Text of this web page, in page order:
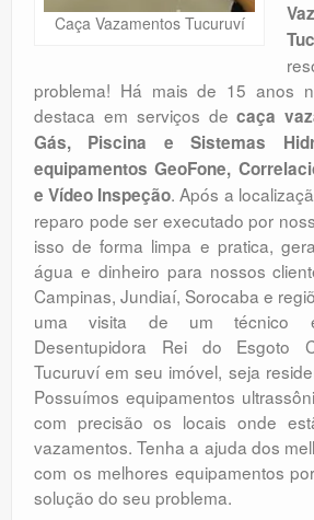
Caça Vazamentos Tucuruví
problema! Há mais de 15 anos
destaca em serviços decaça
Gás, Piscina e Sistemas
equipamentos GeoFone,
e Vídeo Inspeção. Após a
reparo pode ser executado por
isso de forma limpa e pratica,
água e dinheiro para nossos
Campinas, Jundiaí, Sorocaba e
uma visita de um técnico
Desentupidora Rei do Esgoto
Tucuruví em seu imóvel, seja
Possuímos equipamentos
com precisão os locais onde
vazamentos. Tenha a ajuda dos
com os melhores equipamentos
solução do seu problema.